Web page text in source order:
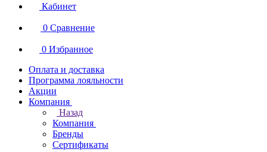
Кабинет
0 Сравнение
0 Избранное
Оплата и доставка
Программа лояльности
Акции
Компания
Назад
Компания
Бренды
Сертификаты